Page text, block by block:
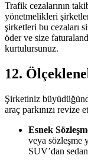
Trafik cezalarının
yönetmelikleri
şirketleri bu cezaları
öder ve size
kurtulursunuz.
12.
Şirketiniz
araç parkınızı revize
Esnek
veya sözleşme
SUV’dan